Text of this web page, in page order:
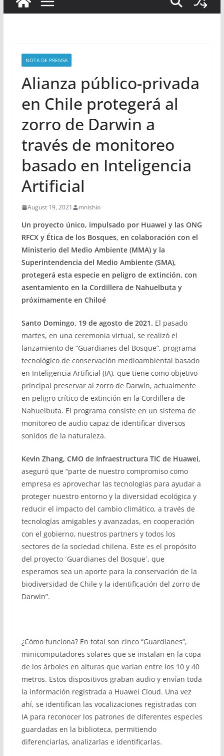
NOTA DE PRENSA
Alianza público-privada
en Chile protegerá al
zorro de Darwin a
través de monitoreo
basado en Inteligencia
Artificial
August 19, 2021 mnishio
Un proyecto único, impulsado por Huawei y las ONG
RFCX y Ética de los Bosques, en colaboración con el
Ministerio del Medio Ambiente (MMA) y la
Superintendencia del Medio Ambiente (SMA),
protegerá esta especie en peligro de extinción, con
asentamiento en la Cordillera de Nahuelbuta y
próximamente en Chiloé
Santo Domingo, 19 de agosto de 2021. El pasado
martes, en una ceremonia virtual, se realizó el
lanzamiento de “Guardianes del Bosque”, programa
tecnológico de conservación medioambiental basado
en Inteligencia Artificial (IA), que tiene como objetivo
principal preservar al zorro de Darwin, actualmente
en peligro crítico de extinción en la Cordillera de
Nahuelbuta. El programa consiste en un sistema de
monitoreo de audio capaz de identificar diversos
sonidos de la naturaleza.
Kevin Zhang, CMO de Infraestructura TIC de Huawei,
aseguró que “parte de nuestro compromiso como
empresa es aprovechar las tecnologías para ayudar a
proteger nuestro entorno y la diversidad ecológica y
reducir el impacto del cambio climático, a través de
tecnologías amigables y avanzadas, en cooperación
con el gobierno, nuestros partners y todos los
sectores de la sociedad chilena. Este es el propósito
del proyecto ´Guardianes del Bosque´, que
esperamos sea un aporte para la conservación de la
biodiversidad de Chile y la identificación del zorro de
Darwin”.
¿Cómo funciona? En total son cinco “Guardianes”,
minicomputadores solares que se instalan en la copa
de los árboles en alturas que varían entre los 10 y 40
metros. Estos dispositivos graban audio y envían toda
la información registrada a Huawei Cloud. Una vez
ahí, se identifican las vocalizaciones registradas con
IA para reconocer los patrones de diferentes especies
guardadas en la biblioteca, permitiendo
diferenciarlas, analizarlas e identificarlas.